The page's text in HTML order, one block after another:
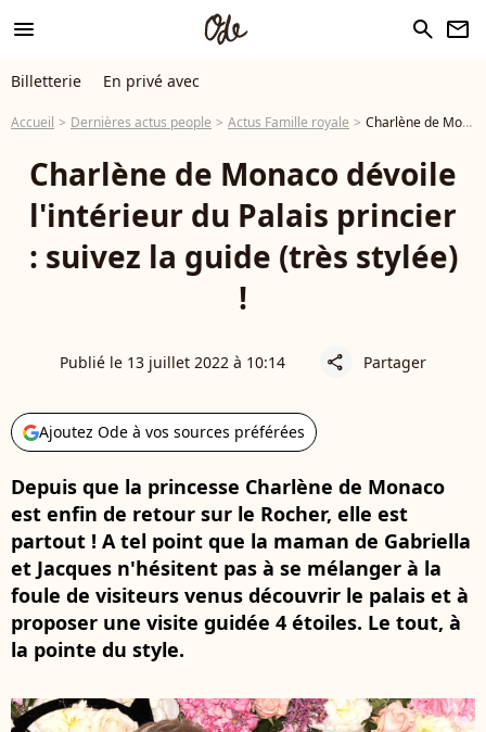
menu search newsletter
Billetterie En privé avec
Accueil Dernières actus people Actus Famille royale Charlène de Monaco dévoile l'intérieur du Palais princier : suivez la guide (très stylée) !
Charlène de Monaco dévoile
l'intérieur du Palais princier
: suivez la guide (très stylée)
!
Publié le 13 juillet 2022 à 10:14 share Partager
Ajoutez Ode à vos sources préférées
Depuis que la princesse Charlène de Monaco
est enfin de retour sur le Rocher, elle est
partout ! A tel point que la maman de Gabriella
et Jacques n'hésitent pas à se mélanger à la
foule de visiteurs venus découvrir le palais et à
proposer une visite guidée 4 étoiles. Le tout, à
la pointe du style.